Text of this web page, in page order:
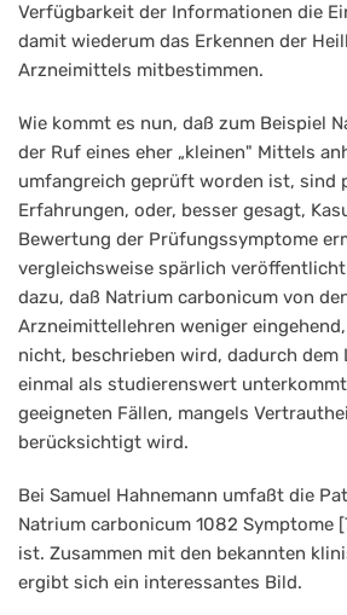
Verfügbarkeit der Informationen die
damit wiederum das Erkennen der
Arzneimittels mitbestimmen.
Wie kommt es nun, daß zum Beispiel
der Ruf eines eher „kleinen" Mittels
umfangreich geprüft worden ist, sind
Erfahrungen, oder, besser gesagt,
Bewertung der Prüfungssymptome
vergleichsweise spärlich
dazu, daß Natrium carbonicum von
Arzneimittellehren weniger
nicht, beschrieben wird, dadurch dem
einmal als studierenswert
geeigneten Fällen, mangels
berücksichtigt wird.
Bei Samuel Hahnemann umfaßt die
Natrium carbonicum 1082 Symptome
ist. Zusammen mit den bekannten
ergibt sich ein interessantes Bild.